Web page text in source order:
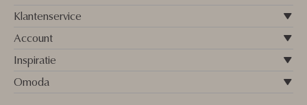
Klantenservice
Account
Inspiratie
Omoda